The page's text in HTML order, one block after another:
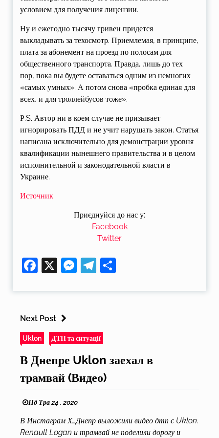
условием для получения лицензии.
Ну и ежегодно тысячу гривен придется
выкладывать за техосмотр. Приемлемая, в принципе,
плата за абонемент на проезд по полосам для
общественного транспорта. Правда, лишь до тех
пор, пока вы будете оставаться одним из немногих
«самых умных». А потом снова «пробка единая для
всех, и для троллейбусов тоже».
Р.S. Автор ни в коем случае не призывает
игнорировать ПДД и не учит нарушать закон. Статья
написана исключительно для демонстрации уровня
квалификации нынешнего правительства и в целом
исполнительной и законодательной власти в
Украине.
Источник
Facebook
X Messenger
Telegram
Приєднуйся до нас у:
Facebook
Twitter
Next Post
Uklon ДТП та ситуації
В Днепре Uklon заехал в
трамвай (Видео)
Нд Тра 24 , 2020
В Инстаграм Х…Днепр выложили видео дтп с Uklon.
Renault Logan и трамвай не поделили дорогу и